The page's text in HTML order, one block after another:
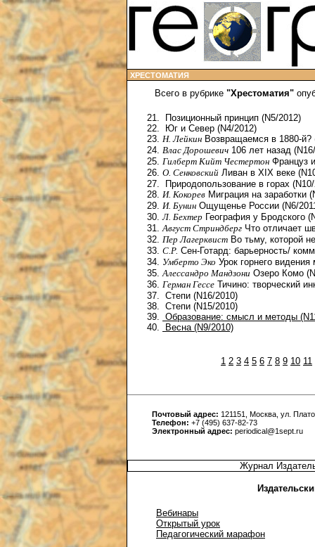
ХРЕСТОМАТИЯ
Всего в рубрике "Хрестоматия"
Позиционный принцип (N5/2012)
Юг и Север (N4/2012)
Н. Лейкин Возвращаемся в 1880-й?
Влас Дорошевич 106 лет назад
Гилберт Кийт Честертон Француз
О. Сенковский Ливан в XIX веке
Природопользование в горах
И. Кокорев Миграция на заработки
И. Бунин Ощущенье России (N6/
Л. Бехтер География у Бродского
Август Стриндберг Что отличает
Пер Лагерквист Во тьму, которой
С.Р. Сен-Готард: барьерность/
Умберто Эко Урок горнего
Алессандро Мандзони Озеро Комо
Герман Гессе Тичино: творческий
Степи (N16/2010)
Степи (N15/2010)
Образование: смысл и методы
Весна (N9/2010)
1 2 3 4 5 6 7 8 9 10 11
Почтовый адрес: 121151, Москва, ул.
Телефон: +7 (495) 637-82-73
Электронный адрес: periodical@1sept.ru
Журнал
Вебинары
Открытый урок
Педагогический марафон